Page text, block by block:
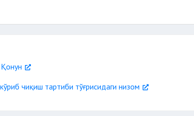
чиқиш тартиби тўғрисидаги низом